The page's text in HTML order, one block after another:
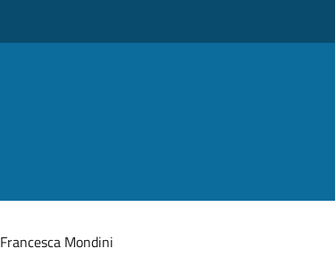
Francesca Mondini